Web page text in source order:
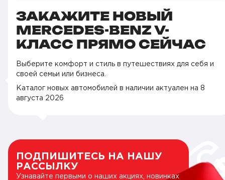
ЗАКАЖИТЕ НОВЫЙ
MERCEDES-BENZ V-
КЛАСС ПРЯМО СЕЙЧАС
Выберите комфорт и стиль в путешествиях для себя и
своей семьи или бизнеса.
Каталог новых автомобилей в наличии актуален на 8
августа 2026
ПОДПИШИТЕСЬ НА НАШУ
РАССЫЛКУ
Узнавайте первыми о наших акциях, новинках